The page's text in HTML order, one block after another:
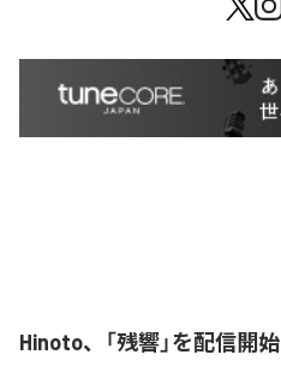
Hinoto、「残響」を配信開始